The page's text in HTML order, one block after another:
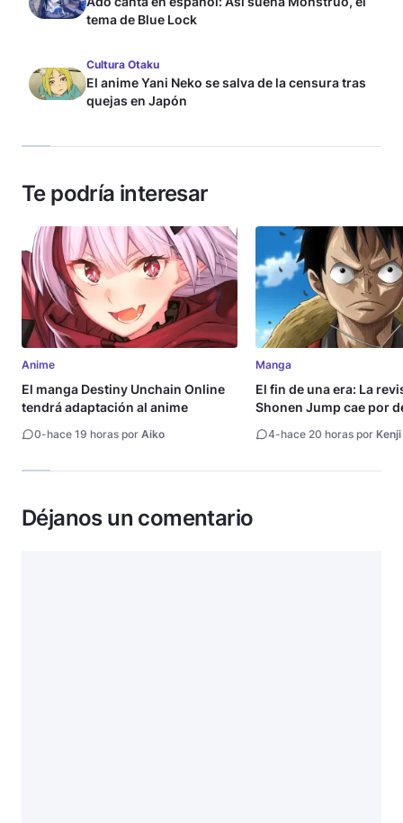
tema de Blue Lock
Cultura Otaku
El anime Yani Neko se salva de la censura tras
quejas en Japón
Te podría interesar
Anime
El manga Destiny Unchain Online
tendrá adaptación al anime
0-hace 19 horas por Aiko
Manga
El fin de una era: La
Shonen Jump cae por
4-hace 20 horas por Kenji
Déjanos un comentario